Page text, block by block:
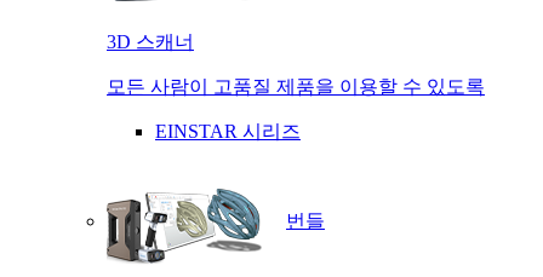
3D 스캐너
모든 사람이 고품질 제품을 이용할 수 있도록
EINSTAR 시리즈
번들